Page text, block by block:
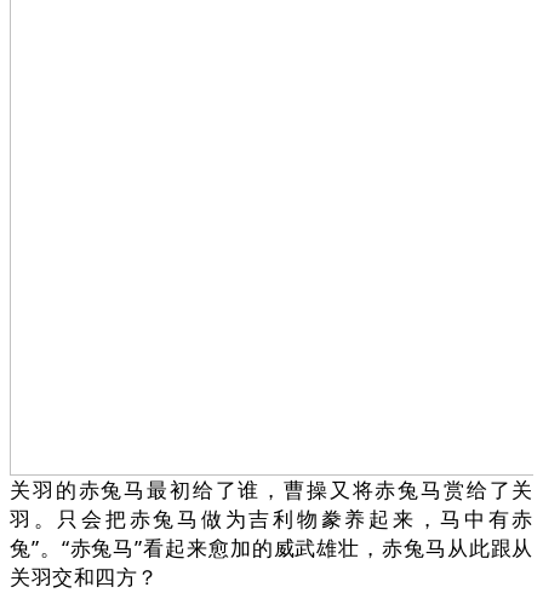
关羽的赤兔马最初给了谁，曹操又将赤兔马赏给了关
羽。只会把赤兔马做为吉利物豢养起来，马中有赤
兔”。“赤兔马”看起来愈加的威武雄壮，赤兔马从此跟从
关羽交和四方？